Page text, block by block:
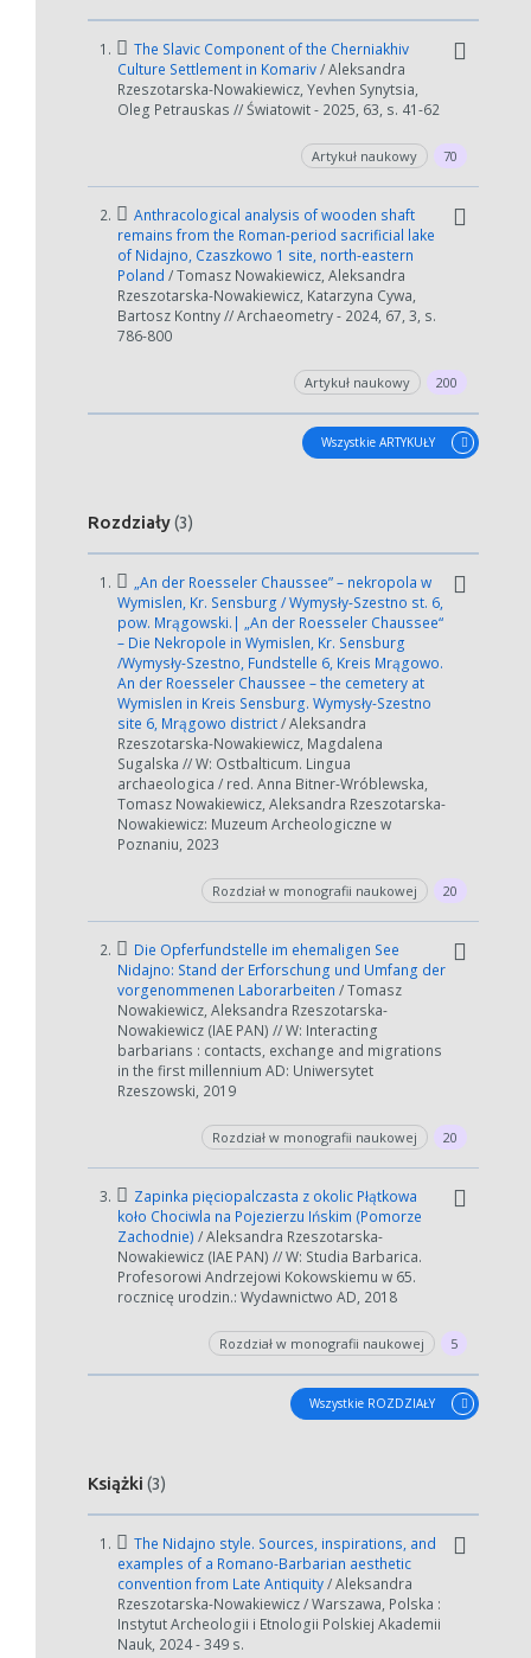
1.
The Slavic Component of the Cherniakhiv
Culture Settlement in Komariv/ Aleksandra
Rzeszotarska-Nowakiewicz, Yevhen Synytsia,
Oleg Petrauskas // Światowit - 2025, 63, s. 41-62
Artykuł naukowy 70
2.
Anthracological analysis of wooden shaft
remains from the Roman‐period sacrificial lake
of Nidajno, Czaszkowo 1 site, north‐eastern
Poland / Tomasz Nowakiewicz, Aleksandra
Rzeszotarska-Nowakiewicz, Katarzyna Cywa,
Bartosz Kontny // Archaeometry - 2024, 67, 3, s.
786-800
Artykuł naukowy 200
Wszystkie ARTYKUŁY
Rozdziały(3)
1.
„An der Roesseler Chaussee” – nekropola w
Wymislen, Kr. Sensburg / Wymysły-Szestno st. 6,
pow. Mrągowski.| „An der Roesseler Chaussee“
– Die Nekropole in Wymislen, Kr. Sensburg
/Wymysły-Szestno, Fundstelle 6, Kreis Mrągowo.
An der Roesseler Chaussee – the cemetery at
Wymislen in Kreis Sensburg. Wymysły-Szestno
site 6, Mrągowo district/ Aleksandra
Rzeszotarska-Nowakiewicz, Magdalena
Sugalska // W: Ostbalticum. Lingua
archaeologica / red. Anna Bitner-Wróblewska,
Tomasz Nowakiewicz, Aleksandra Rzeszotarska-
Nowakiewicz: Muzeum Archeologiczne w
Poznaniu, 2023
Rozdział w monografii naukowej 20
2.
Die Opferfundstelle im ehemaligen See
Nidajno: Stand der Erforschung und Umfang der
vorgenommenen Laborarbeiten / Tomasz
Nowakiewicz, Aleksandra Rzeszotarska-
Nowakiewicz (IAE PAN) // W: Interacting
barbarians : contacts, exchange and migrations
in the first millennium AD: Uniwersytet
Rzeszowski, 2019
Rozdział w monografii naukowej 20
3.
Zapinka pięciopalczasta z okolic Płątkowa
koło Chociwla na Pojezierzu Ińskim (Pomorze
Zachodnie) / Aleksandra Rzeszotarska-
Nowakiewicz (IAE PAN) // W: Studia Barbarica.
Profesorowi Andrzejowi Kokowskiemu w 65.
rocznicę urodzin.: Wydawnictwo AD, 2018
Rozdział w monografii naukowej 5
Wszystkie ROZDZIAŁY
Książki (3)
1.
The Nidajno style. Sources, inspirations, and
examples of a Romano-Barbarian aesthetic
convention from Late Antiquity/ Aleksandra
Rzeszotarska-Nowakiewicz / Warszawa, Polska :
Instytut Archeologii i Etnologii Polskiej Akademii
Nauk, 2024 - 349 s.